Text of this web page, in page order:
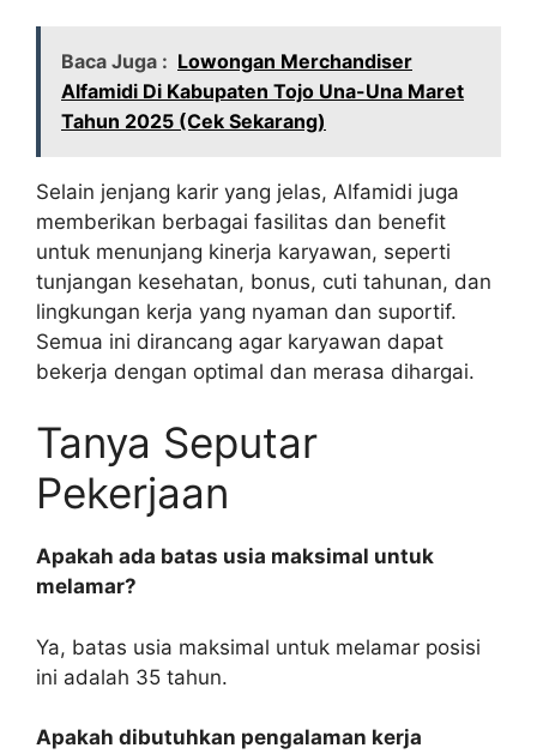
Baca Juga : Lowongan Merchandiser
Alfamidi Di Kabupaten Tojo Una-Una Maret
Tahun 2025 (Cek Sekarang)
Selain jenjang karir yang jelas, Alfamidi juga
memberikan berbagai fasilitas dan benefit
untuk menunjang kinerja karyawan, seperti
tunjangan kesehatan, bonus, cuti tahunan, dan
lingkungan kerja yang nyaman dan suportif.
Semua ini dirancang agar karyawan dapat
bekerja dengan optimal dan merasa dihargai.
Tanya Seputar
Pekerjaan
Apakah ada batas usia maksimal untuk
melamar?
Ya, batas usia maksimal untuk melamar posisi
ini adalah 35 tahun.
Apakah dibutuhkan pengalaman kerja